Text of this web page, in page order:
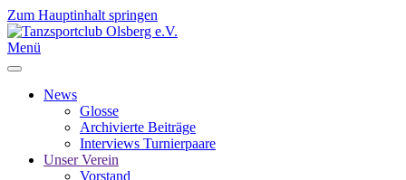
Zum Hauptinhalt springen
Menü
News
Glosse
Archivierte Beiträge
Interviews Turnierpaare
Unser Verein
Vorstand